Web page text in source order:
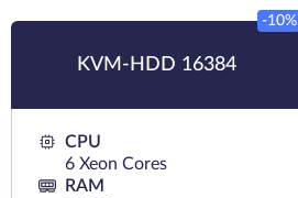
KVM-HDD 16384
-10%
CPU
6 Xeon Cores
RAM